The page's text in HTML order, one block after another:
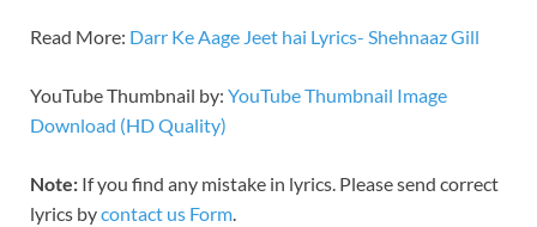
Read More: Darr Ke Aage Jeet hai Lyrics- Shehnaaz Gill
YouTube Thumbnail by: YouTube Thumbnail Image
Download (HD Quality)
Note: If you find any mistake in lyrics. Please send correct
lyrics bycontact us Form.